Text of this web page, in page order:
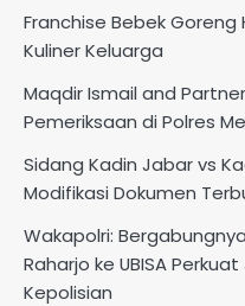
Franchise Bebek Goreng
Kuliner Keluarga
Maqdir Ismail and
Pemeriksaan di Polres
Sidang Kadin Jabar vs
Modifikasi Dokumen
Wakapolri:
Raharjo ke UBISA
Kepolisian